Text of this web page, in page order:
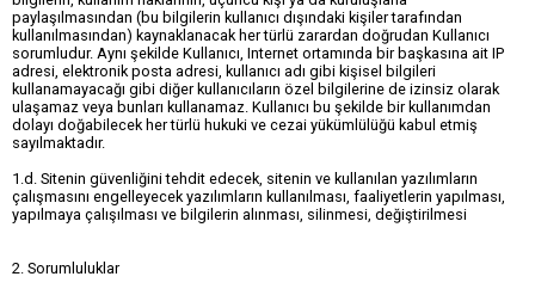
paylaşılmasından (bu bilgilerin kullanıcı dışındaki kişiler tarafından
kullanılmasından) kaynaklanacak her türlü zarardan doğrudan Kullanıcı
sorumludur. Aynı şekilde Kullanıcı, Internet ortamında bir başkasına ait IP
adresi, elektronik posta adresi, kullanıcı adı gibi kişisel bilgileri
kullanamayacağı gibi diğer kullanıcıların özel bilgilerine de izinsiz olarak
ulaşamaz veya bunları kullanamaz. Kullanıcı bu şekilde bir kullanımdan
dolayı doğabilecek her türlü hukuki ve cezai yükümlülüğü kabul etmiş
sayılmaktadır.
1.d. Sitenin güvenliğini tehdit edecek, sitenin ve kullanılan yazılımların
çalışmasını engelleyecek yazılımların kullanılması, faaliyetlerin yapılması,
yapılmaya çalışılması ve bilgilerin alınması, silinmesi, değiştirilmesi
2. Sorumluluklar